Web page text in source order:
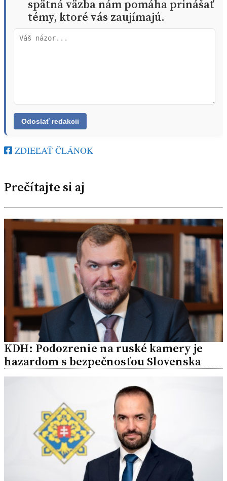
spätná väzba nám pomáha prinášať
témy, ktoré vás zaujímajú.
ZDIEĽAŤ ČLÁNOK
Prečítajte si aj
KDH: Podozrenie na ruské kamery je
hazardom s bezpečnosťou Slovenska